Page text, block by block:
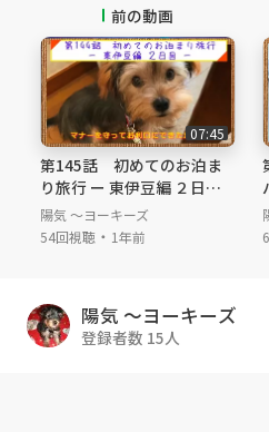
21週齢 #生後5ヶ月 #家族 ＃仲良し #パパマ
マ大好き #パパと遊びたい
ンコと小旅行 #ドッグラ
＃Yorkshireterrier #Yorkie
ppy #puppies ＃perennials #babybook #twen
tyfirst-weeks-old #five-months-old #family #
buddy-buddy #loves-for-
y-with-dad #breakfast
n #Nogawa-dogrun
前の動画
07:45
第145話 初めてのお泊ま
り旅行 ー 東伊豆編 ２日目
ー
陽気 ～ヨーキーズ
54回視聴・ 1年前
陽気 ～ヨーキーズ
登録者数 15人